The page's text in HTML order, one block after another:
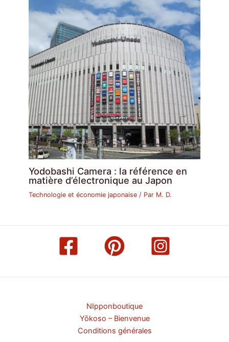
Yodobashi Camera : la référence en
matière d’électronique au Japon
Technologie et économie japonaise / Par M. D.
NIpponboutique
Yōkoso – Bienvenue
Conditions générales